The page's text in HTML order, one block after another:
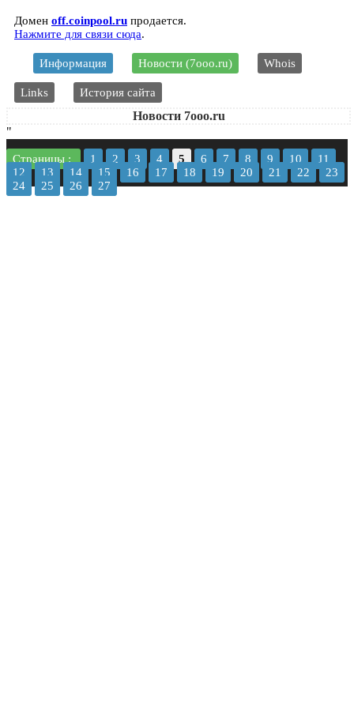
Домен off.coinpool.ru продается.
Нажмите для связи сюда.
Информация Новости (7ooo.ru) Whois
Links История сайта
Новости 7ooo.ru
"
Страницы : 1 2 3 4 5 6 7 8 9 10
11
12
13 14 15 16 17 18 19 20 21 22
23
24
25 26 27